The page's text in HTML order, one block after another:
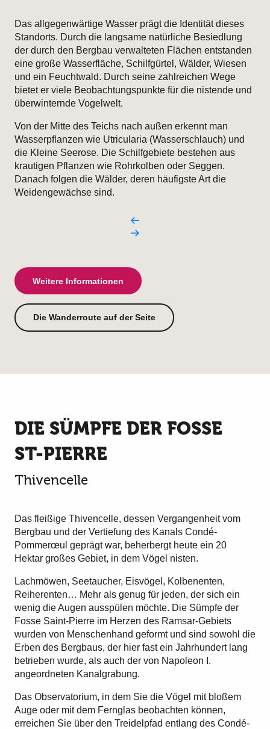
Das allgegenwärtige Wasser prägt die Identität dieses
Standorts. Durch die langsame natürliche Besiedlung
der durch den Bergbau verwalteten Flächen entstanden
eine große Wasserfläche, Schilfgürtel, Wälder, Wiesen
und ein Feuchtwald. Durch seine zahlreichen Wege
bietet er viele Beobachtungspunkte für die nistende und
überwinternde Vogelwelt.
Von der Mitte des Teichs nach außen erkennt man
Wasserpflanzen wie Utricularia (Wasserschlauch) und
die Kleine Seerose. Die Schilfgebiete bestehen aus
krautigen Pflanzen wie Rohrkolben oder Seggen.
Danach folgen die Wälder, deren häufigste Art die
Weidengewächse sind.
Weitere Informationen
Die Wanderroute auf der Seite
DIE SÜMPFE DER FOSSE
ST-PIERRE
Thivencelle
Das fleißige Thivencelle, dessen Vergangenheit vom
Bergbau und der Vertiefung des Kanals Condé-
Pommerœul geprägt war, beherbergt heute ein 20
Hektar großes Gebiet, in dem Vögel nisten.
Lachmöwen, Seetaucher, Eisvögel, Kolbenenten,
Reiherenten… Mehr als genug für jeden, der sich ein
wenig die Augen ausspülen möchte. Die Sümpfe der
Fosse Saint-Pierre im Herzen des Ramsar-Gebiets
wurden von Menschenhand geformt und sind sowohl die
Erben des Bergbaus, der hier fast ein Jahrhundert lang
betrieben wurde, als auch der von Napoleon I.
angeordneten Kanalgrabung.
Das Observatorium, in dem Sie die Vögel mit bloßem
Auge oder mit dem Fernglas beobachten können,
erreichen Sie über den Treidelpfad entlang des Condé-